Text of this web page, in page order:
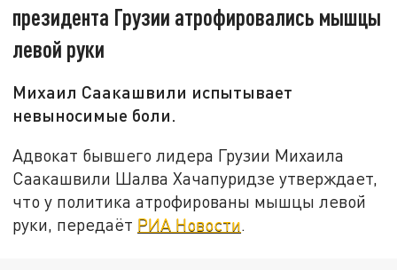
президента Грузии атрофировались мышцы
левой руки
Михаил Саакашвили испытывает
невыносимые боли.
Адвокат бывшего лидера Грузии Михаила
Саакашвили Шалва Хачапуридзе утверждает,
что у политика атрофированы мышцы левой
руки, передаёт РИА Новости.